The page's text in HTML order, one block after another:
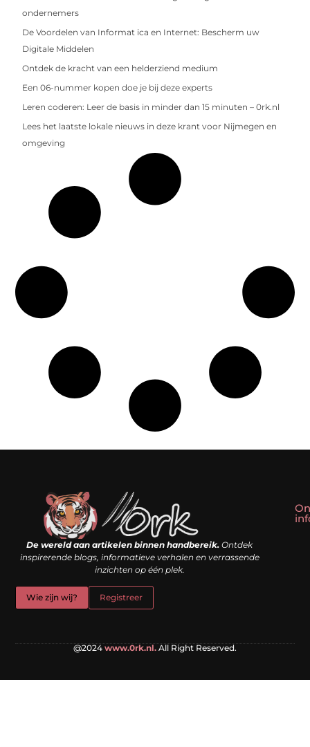
ondernemers
De Voordelen van Informat ica en Internet: Bescherm uw
Digitale Middelen
Ontdek de kracht van een helderziend medium
Een 06-nummer kopen doe je bij deze experts
Leren coderen: Leer de basis in minder dan 15 minuten – 0rk.nl
Lees het laatste lokale nieuws in deze krant voor Nijmegen en
omgeving
De wereld aan artikelen binnen handbereik. Ontdek
inspirerende blogs, informatieve verhalen en verrassende
inzichten op één plek.
Wie zijn wij? Registreer
@2024www.0rk.nl. All Right Reserved.